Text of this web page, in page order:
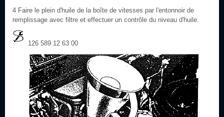
4 Faire le plein d'huile de la boîte de vitesses par l'entonnoir de
remplissage avec filtre et effectuer un contrôle du niveau d'huile.
126 589 12 63 00